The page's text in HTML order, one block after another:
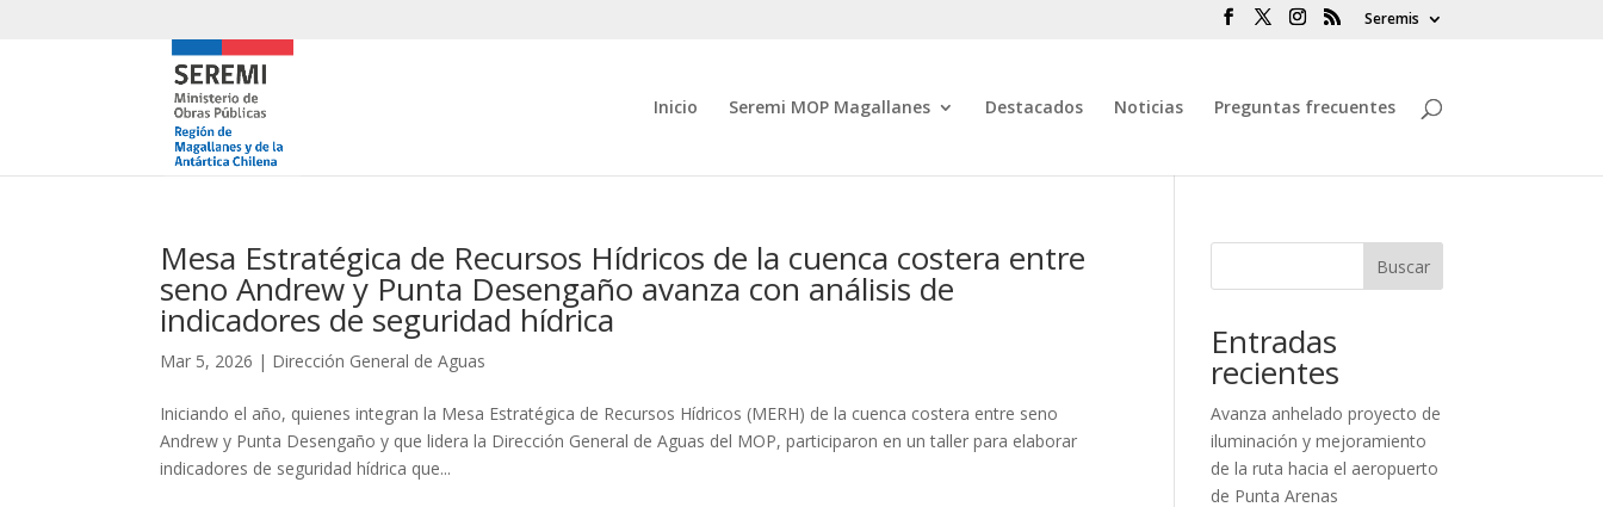
Seremis
Inicio Seremi MOP Magallanes Destacados Noticias Preguntas frecuentes
Mesa Estratégica de Recursos Hídricos de la cuenca costera entre
seno Andrew y Punta Desengaño avanza con análisis de
indicadores de seguridad hídrica
Mar 5, 2026 | Dirección General de Aguas
Iniciando el año, quienes integran la Mesa Estratégica de Recursos Hídricos (MERH) de la cuenca costera entre seno
Andrew y Punta Desengaño y que lidera la Dirección General de Aguas del MOP, participaron en un taller para elaborar
indicadores de seguridad hídrica que...
Buscar
Entradas
recientes
Avanza anhelado proyecto de
iluminación y mejoramiento
de la ruta hacia el aeropuerto
de Punta Arenas